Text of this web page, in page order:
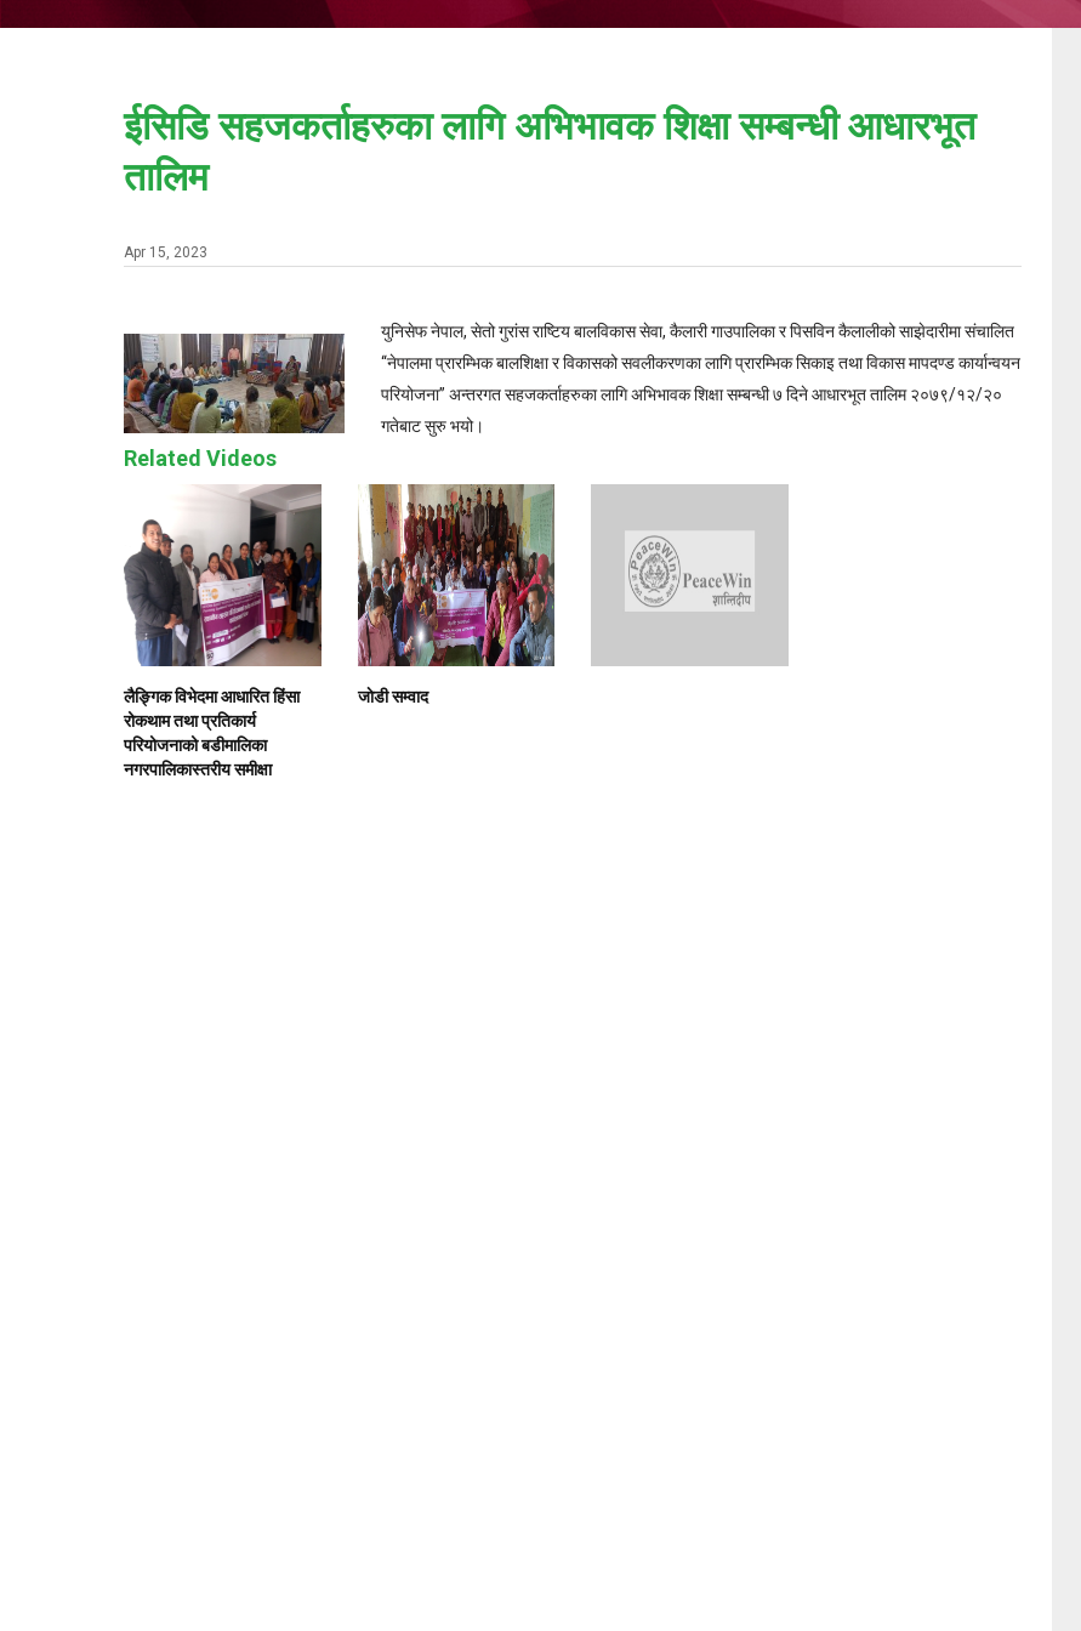
ईसिडि सहजकर्ताहरुका लागि अभिभावक शिक्षा सम्बन्धी आधारभूत
तालिम
Apr 15, 2023
युनिसेफ नेपाल, सेतो गुरांस राष्टिय बालविकास सेवा, कैलारी गाउपालिका र पिसविन कैलालीको साझेदारीमा संचालित
‘‘नेपालमा प्रारम्भिक बालशिक्षा र विकासको सवलीकरणका लागि प्रारम्भिक सिकाइ तथा विकास मापदण्ड कार्यान्वयन
परियोजना’’ अन्तरगत सहजकर्ताहरुका लागि अभिभावक शिक्षा सम्बन्धी ७ दिने आधारभूत तालिम २०७९/१२/२०
गतेबाट सुरु भयो।
Related Videos
लैङ्गिक विभेदमा आधारित हिंसा
रोकथाम तथा प्रतिकार्य
परियोजनाको बडीमालिका
नगरपालिकास्तरीय समीक्षा
जाेडी सम्वाद